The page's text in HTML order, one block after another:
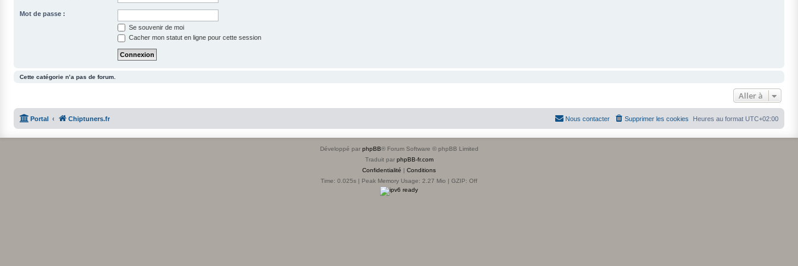
Mot de passe :
Se souvenir de moi
Cacher mon statut en ligne pour cette session
Cette catégorie n’a pas de forum.
Aller à
Portal Chiptuners.fr Heures au format UTC+02:00
Supprimer les cookies
Nous contacter
Développé par phpBB® Forum Software © phpBB Limited
Traduit par phpBB-fr.com
Confidentialité | Conditions
Time: 0.025s | Peak Memory Usage: 2.27 Mio | GZIP: Off